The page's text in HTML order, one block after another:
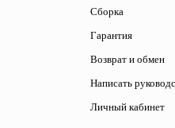
Сборка
Гарантия
Возврат и обмен
Написать
Личный кабинет